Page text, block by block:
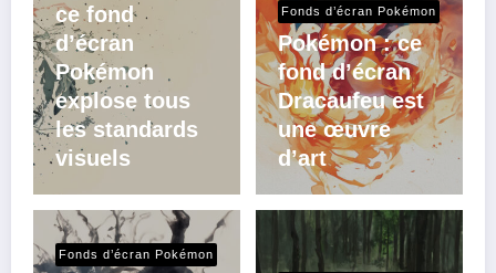
ce fond
d’écran
Pokémon
explose tous
les standards
visuels
Fonds d’écran Pokémon
Pokémon : ce
fond d’écran
Dracaufeu est
une œuvre
d’art
Fonds d’écran Pokémon